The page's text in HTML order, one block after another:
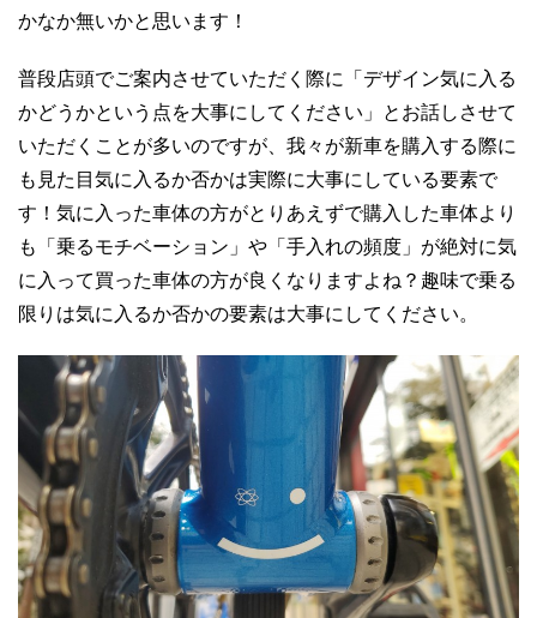
かなか無いかと思います！
普段店頭でご案内させていただく際に「デザイン気に入る
かどうかという点を大事にしてください」とお話しさせて
いただくことが多いのですが、我々が新車を購入する際に
も見た目気に入るか否かは実際に大事にしている要素で
す！気に入った車体の方がとりあえずで購入した車体より
も「乗るモチベーション」や「手入れの頻度」が絶対に気
に入って買った車体の方が良くなりますよね？趣味で乗る
限りは気に入るか否かの要素は大事にしてください。